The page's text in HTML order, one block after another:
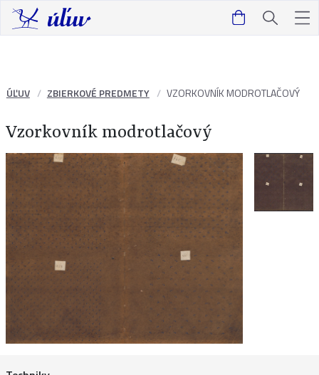
ÚĽUV ZBIERKOVÉ PREDMETY VZORKOVNÍK MODROTLAČOVÝ
Vzorkovník modrotlačový